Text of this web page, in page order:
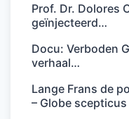
Prof. Dr. Dolores
geïnjecteerd…
Docu: Verboden
verhaal…
Lange Frans de
– Globe scepticus